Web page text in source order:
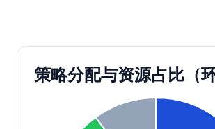
策略分配与资源占比（环